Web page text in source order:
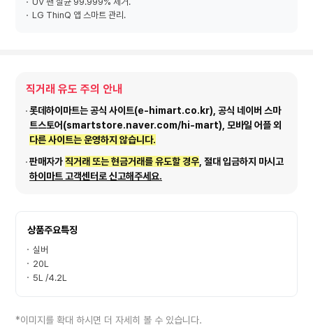
LG ThinQ 앱 스마트 관리.
직거래 유도 주의 안내
롯데하이마트는 공식 사이트(e-himart.co.kr), 공식 네이버 스마
트스토어(smartstore.naver.com/hi-mart), 모바일 어플 외
다른 사이트는 운영하지 않습니다.
판매자가직거래 또는 현금거래를 유도할 경우 , 절대 입금하지 마시고
하이마트 고객센터로 신고해주세요.
상품주요특징
실버
20L
5L /4.2L
*이미지를 확대 하시면 더 자세히 볼 수 있습니다.